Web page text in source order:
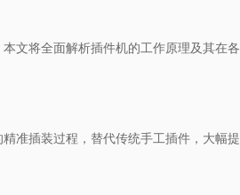
文将全面解析插件机的工作原理及其在各
准插装过程，替代传统手工插件，大幅提